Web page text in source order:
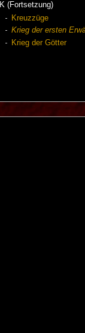
K (Fortsetzung)
Kreuzzüge
Krieg der ersten
Krieg der Götter